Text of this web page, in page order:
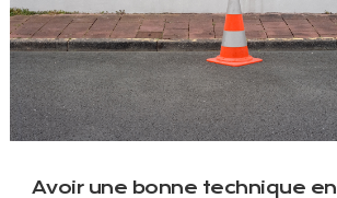
Avoir une bonne technique en